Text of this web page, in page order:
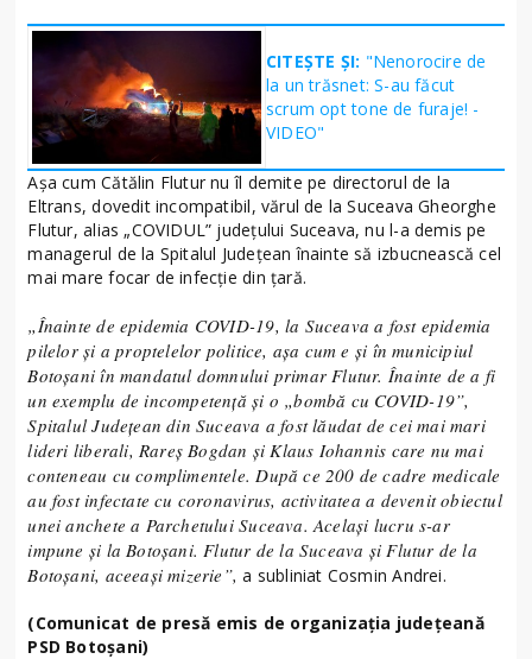
CITEȘTE ȘI: "Nenorocire de
la un trăsnet: S-au făcut
scrum opt tone de furaje! -
VIDEO"
Așa cum Cătălin Flutur nu îl demite pe directorul de la
Eltrans, dovedit incompatibil, vărul de la Suceava Gheorghe
Flutur, alias „COVIDUL” județului Suceava, nu l-a demis pe
managerul de la Spitalul Județean înainte să izbucnească cel
mai mare focar de infecție din țară.
„Înainte de epidemia COVID-19, la Suceava a fost epidemia
pilelor și a proptelelor politice, așa cum e și în municipiul
Botoșani în mandatul domnului primar Flutur. Înainte de a fi
un exemplu de incompetență și o „bombă cu COVID-19”,
Spitalul Județean din Suceava a fost lăudat de cei mai mari
lideri liberali, Rareş Bogdan și Klaus Iohannis care nu mai
conteneau cu complimentele. După ce 200 de cadre medicale
au fost infectate cu coronavirus, activitatea a devenit obiectul
unei anchete a Parchetului Suceava. Același lucru s-ar
impune și la Botoșani. Flutur de la Suceava și Flutur de la
Botoșani, aceeași mizerie”,a subliniat Cosmin Andrei.
(Comunicat de presă emis de organizația județeană
PSD Botoșani)